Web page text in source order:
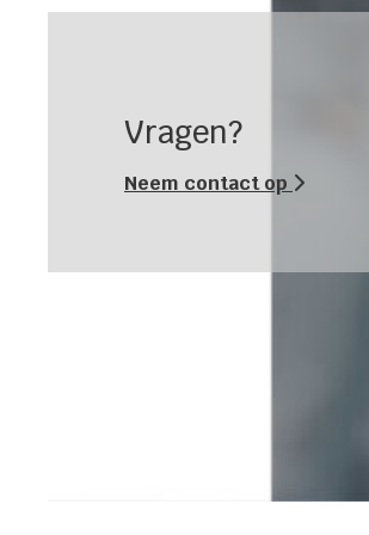
Vragen?
Neem contact op